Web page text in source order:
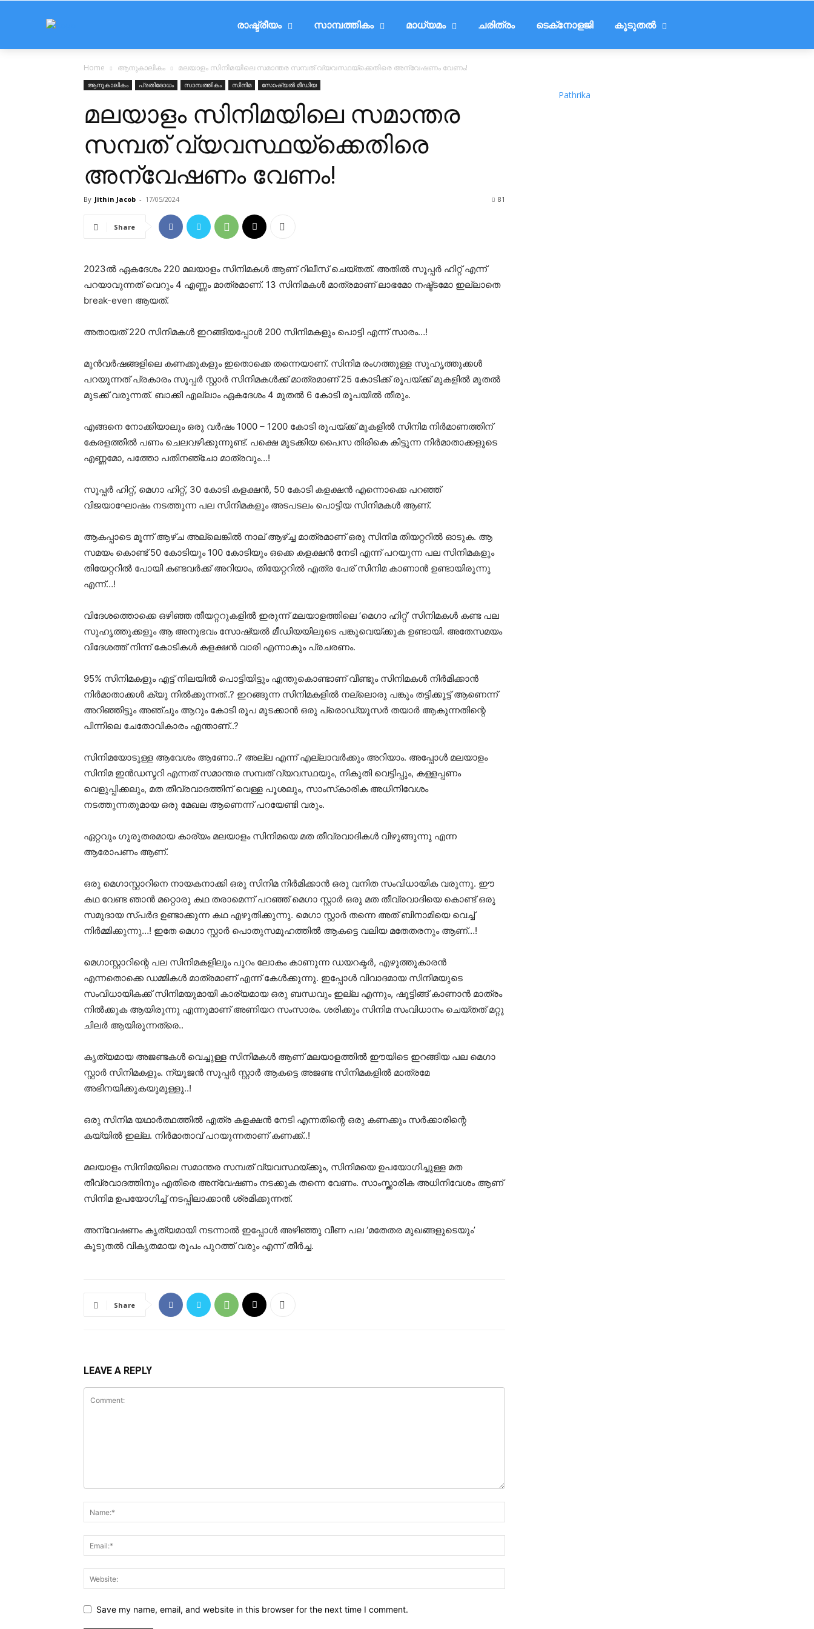
രാഷ്ട്രീയം സാമ്പത്തികം മാധ്യമം ചരിത്രം ടെക്‌നോളജി കൂടുതൽ
Home ആനുകാലികം മലയാളം സിനിമയിലെ സമാന്തര സമ്പത് വ്യവസ്ഥയ്‌ക്കെതിരെ അന്വേഷണം വേണം!
ആനുകാലികം പ്രതിരോധം സാമ്പത്തികം സിനിമ സോഷ്യൽ മീഡിയ
മലയാളം സിനിമയിലെ സമാന്തര
സമ്പത് വ്യവസ്ഥയ്‌ക്കെതിരെ
അന്വേഷണം വേണം!
By Jithin Jacob - 17/05/2024 81
Share
2023ൽ ഏകദേശം 220 മലയാളം സിനിമകൾ ആണ് റിലീസ് ചെയ്തത്. അതിൽ സൂപ്പർ ഹിറ്റ്‌ എന്ന്
പറയാവുന്നത് വെറും 4 എണ്ണം മാത്രമാണ്. 13 സിനിമകൾ മാത്രമാണ് ലാഭമോ നഷ്ട്ടമോ ഇല്ലാതെ
break-even ആയത്.
അതായത് 220 സിനിമകൾ ഇറങ്ങിയപ്പോൾ 200 സിനിമകളും പൊട്ടി എന്ന് സാരം…!
മുൻവർഷങ്ങളിലെ കണക്കുകളും ഇതൊക്കെ തന്നെയാണ്. സിനിമ രംഗത്തുള്ള സുഹൃത്തുക്കൾ
പറയുന്നത് പ്രകാരം സൂപ്പർ സ്റ്റാർ സിനിമകൾക്ക് മാത്രമാണ് 25 കോടിക്ക്‌ രൂപയ്ക്ക് മുകളിൽ മുതൽ
മുടക്ക് വരുന്നത്. ബാക്കി എല്ലാം ഏകദേശം 4 മുതൽ 6 കോടി രൂപയിൽ തീരും.
എങ്ങനെ നോക്കിയാലും ഒരു വർഷം 1000 – 1200 കോടി രൂപയ്ക്ക് മുകളിൽ സിനിമ നിർമാണത്തിന്
കേരളത്തിൽ പണം ചെലവഴിക്കുന്നുണ്ട്. പക്ഷെ മുടക്കിയ പൈസ തിരികെ കിട്ടുന്ന നിർമാതാക്കളുടെ
എണ്ണമോ, പത്തോ പതിനഞ്ചോ മാത്രവും…!
സൂപ്പർ ഹിറ്റ്, മെഗാ ഹിറ്റ്, 30 കോടി കളക്ഷൻ, 50 കോടി കളക്ഷൻ എന്നൊക്കെ പറഞ്ഞ്
വിജയാഘോഷം നടത്തുന്ന പല സിനിമകളും അടപടലം പൊട്ടിയ സിനിമകൾ ആണ്.
ആകപ്പാടെ മൂന്ന് ആഴ്ച അല്ലെങ്കിൽ നാല് ആഴ്ച്ച മാത്രമാണ് ഒരു സിനിമ തിയറ്ററിൽ ഓടുക. ആ
സമയം കൊണ്ട് 50 കോടിയും 100 കോടിയും ഒക്കെ കളക്ഷൻ നേടി എന്ന് പറയുന്ന പല സിനിമകളും
തിയേറ്ററിൽ പോയി കണ്ടവർക്ക് അറിയാം, തിയേറ്ററിൽ എത്ര പേര് സിനിമ കാണാൻ ഉണ്ടായിരുന്നു
എന്ന്…!
വിദേശത്തൊക്കെ ഒഴിഞ്ഞ തീയറ്ററുകളിൽ ഇരുന്ന് മലയാളത്തിലെ ‘മെഗാ ഹിറ്റ്’ സിനിമകൾ കണ്ട പല
സുഹൃത്തുക്കളും ആ അനുഭവം സോഷ്യൽ മീഡിയയിലൂടെ പങ്കുവെയ്ക്കുക ഉണ്ടായി. അതേസമയം
വിദേശത്ത് നിന്ന് കോടികൾ കളക്ഷൻ വാരി എന്നാകും പ്രചരണം.
95% സിനിമകളും എട്ട് നിലയിൽ പൊട്ടിയിട്ടും എന്തുകൊണ്ടാണ് വീണ്ടും സിനിമകൾ നിർമിക്കാൻ
നിർമാതാക്കൾ ക്യു നിൽക്കുന്നത്..? ഇറങ്ങുന്ന സിനിമകളിൽ നല്ലൊരു പങ്കും തട്ടിക്കൂട്ട് ആണെന്ന്
അറിഞ്ഞിട്ടും അഞ്ചും ആറും കോടി രൂപ മുടക്കാൻ ഒരു പ്രൊഡ്യൂസർ തയാർ ആകുന്നതിന്റെ
പിന്നിലെ ചേതോവികാരം എന്താണ്..?
സിനിമയോടുള്ള ആവേശം ആണോ..? അല്ല എന്ന് എല്ലാവർക്കും അറിയാം. അപ്പോൾ മലയാളം
സിനിമ ഇൻഡസ്ടറി എന്നത് സമാന്തര സമ്പത് വ്യവസ്ഥയും, നികുതി വെട്ടിപ്പും, കള്ളപ്പണം
വെളുപ്പിക്കലും, മത തീവ്രവാദത്തിന് വെള്ള പൂശലും, സാംസ്‌കാരിക അധിനിവേശം
നടത്തുന്നതുമായ ഒരു മേഖല ആണെന്ന് പറയേണ്ടി വരും.
ഏറ്റവും ഗുരുതരമായ കാര്യം മലയാളം സിനിമയെ മത തീവ്രവാദികൾ വിഴുങ്ങുന്നു എന്ന
ആരോപണം ആണ്.
ഒരു മെഗാസ്റ്റാറിനെ നായകനാക്കി ഒരു സിനിമ നിർമിക്കാൻ ഒരു വനിത സംവിധായിക വരുന്നു. ഈ
കഥ വേണ്ട ഞാൻ മറ്റൊരു കഥ തരാമെന്ന് പറഞ്ഞ് മെഗാ സ്റ്റാർ ഒരു മത തീവ്രവാദിയെ കൊണ്ട് ഒരു
സമുദായ സ്പർദ ഉണ്ടാക്കുന്ന കഥ എഴുതിക്കുന്നു. മെഗാ സ്റ്റാർ തന്നെ അത് ബിനാമിയെ വെച്ച്
നിർമ്മിക്കുന്നു…! ഇതേ മെഗാ സ്റ്റാർ പൊതുസമൂഹത്തിൽ ആകട്ടെ വലിയ മതേതരനും ആണ്…!
മെഗാസ്റ്റാറിന്റെ പല സിനിമകളിലും പുറം ലോകം കാണുന്ന ഡയറക്ടർ, എഴുത്തുകാരൻ
എന്നതൊക്കെ ഡമ്മികൾ മാത്രമാണ് എന്ന് കേൾക്കുന്നു. ഇപ്പോൾ വിവാദമായ സിനിമയുടെ
സംവിധായികക്ക്‌ സിനിമയുമായി കാര്യമായ ഒരു ബന്ധവും ഇല്ല എന്നും, ഷൂട്ടിങ്ങ് കാണാൻ മാത്രം
നിൽക്കുക ആയിരുന്നു എന്നുമാണ് അണിയറ സംസാരം. ശരിക്കും സിനിമ സംവിധാനം ചെയ്തത് മറ്റു
ചിലർ ആയിരുന്നത്രെ..
കൃത്യമായ അജണ്ടകൾ വെച്ചുള്ള സിനിമകൾ ആണ് മലയാളത്തിൽ ഈയിടെ ഇറങ്ങിയ പല മെഗാ
സ്റ്റാർ സിനിമകളും. ന്യൂജൻ സൂപ്പർ സ്റ്റാർ ആകട്ടെ അജണ്ട സിനിമകളിൽ മാത്രമേ
അഭിനയിക്കുകയുമുള്ളൂ..!
ഒരു സിനിമ യഥാർത്ഥത്തിൽ എത്ര കളക്ഷൻ നേടി എന്നതിന്റെ ഒരു കണക്കും സർക്കാരിന്റെ
കയ്യിൽ ഇല്ല. നിർമാതാവ് പറയുന്നതാണ് കണക്ക്..!
മലയാളം സിനിമയിലെ സമാന്തര സമ്പത് വ്യവസ്ഥയ്ക്കും, സിനിമയെ ഉപയോഗിച്ചുള്ള മത
തീവ്രവാദത്തിനും എതിരെ അന്വേഷണം നടക്കുക തന്നെ വേണം. സാംസ്ക്കാരിക അധിനിവേശം ആണ്
സിനിമ ഉപയോഗിച്ച് നടപ്പിലാക്കാൻ ശ്രമിക്കുന്നത്.
അന്വേഷണം കൃത്യമായി നടന്നാൽ ഇപ്പോൾ അഴിഞ്ഞു വീണ പല ‘മതേതര മുഖങ്ങളുടെയും’
കൂടുതൽ വികൃതമായ രൂപം പുറത്ത് വരും എന്ന് തീർച്ച.
Share
LEAVE A REPLY
Save my name, email, and website in this browser for the next time I comment.
Pathrika